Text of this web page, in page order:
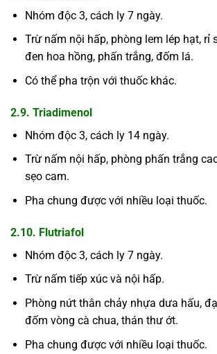
Nhóm độc 3, cách ly 7 ngày.
Trừ nấm nội hấp, phòng lem lép hạt, rỉ
đen hoa hồng, phấn trắng, đốm lá.
Có thể pha trộn với thuốc khác.
2.9. Triadimenol
Nhóm độc 3, cách ly 14 ngày.
Trừ nấm nội hấp, phòng phấn trắng
sẹo cam.
Pha chung được với nhiều loại thuốc.
2.10. Flutriafol
Nhóm độc 3, cách ly 7 ngày.
Trừ nấm tiếp xúc và nội hấp.
Phòng nứt thân chảy nhựa dưa hấu,
đốm vòng cà chua, thán thư ớt.
Pha chung được với nhiều loại thuốc.